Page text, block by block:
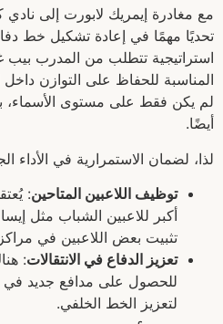
مع مغادرة إيمريك لابورت إلى
تحديًا مهمًا في إعادة تشكيل خط
استراتيجية تتطلب من المدرب بيب
المناسبة للحفاظ على التوازن داخل
لم يكن فقط على مستوى الأسماء،
أيضًا.
لذا، لضمان الاستمرارية في الأداء
توظيف اللاعبين المتاحين:
أكبر للاعبين الشباب مثل
تثبيت بعض اللاعبين في
تعزيز الدفاع في الانتقالات:
للحصول على مدافع جديد في
لتعزيز الخط الخلفي.